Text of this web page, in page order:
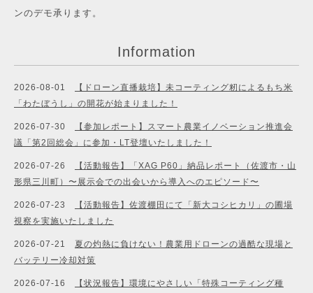
ンのデモ承ります。
Information
2026-08-01
【ドローン直播栽培】未コーティング籾によるもち米
「わたぼうし」の開花が始まりました！
2026-07-30
【参加レポート】スマート農業イノベーション推進会
議「第2回総会」に参加・LT登壇いたしました！
2026-07-26
【活動報告】「XAG P60」納品レポート（佐渡市・山
形県三川町）〜展示会での出会いから導入へのエピソード〜
2026-07-23
【活動報告】佐渡棚田にて「新大コシヒカリ」の圃場
視察を実施いたしました
2026-07-21
夏の灼熱に負けない！農業用ドローンの過酷な現場と
バッテリー冷却対策
2026-07-16
【状況報告】環境にやさしい「特殊コーティング種